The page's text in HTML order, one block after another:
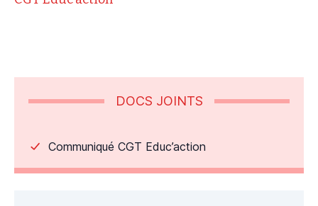
DOCS JOINTS
Communiqué CGT Educ’action